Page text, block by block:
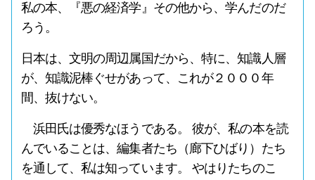
私の本、『悪の経済学』その他から、学んだのだ
ろう。
日本は、文明の周辺属国だから、特に、知識人層
が、知識泥棒ぐせがあって、これが２０００年
間、抜けない。
浜田氏は優秀なほうである。 彼が、私の本を読
んでいることは、編集者たち（廊下ひばり）たち
を通して、私は知っています。 やはりたちのこ